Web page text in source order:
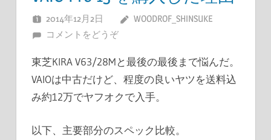
2014年12月2日
WOODROF_SHINSUKE
コメントをどうぞ
東芝KIRA V63/28Mと最後の最後まで悩んだ。
VAIOは中古だけど、程度の良いヤツを送料込
み約12万でヤフオクで入手。
以下、主要部分のスペック比較。